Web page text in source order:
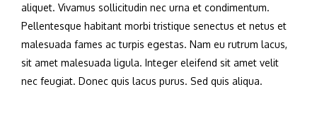
aliquet. Vivamus sollicitudin nec urna et condimentum.
Pellentesque habitant morbi tristique senectus et netus et
malesuada fames ac turpis egestas. Nam eu rutrum lacus,
sit amet malesuada ligula. Integer eleifend sit amet velit
nec feugiat. Donec quis lacus purus. Sed quis aliqua.